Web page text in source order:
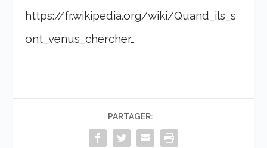
https://fr.wikipedia.org/wiki/Quand_ils_s
ont_venus_chercher…
PARTAGER: